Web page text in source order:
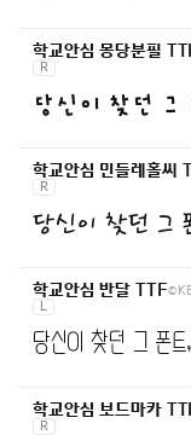
학교안심 몽당분필
R
당신이 찾던 그
학교안심 민들레홀씨
R
당신이 찾던 그
학교안심 반달 TTF
L
당신이 찾던 그 폰
학교안심 보드마카
R